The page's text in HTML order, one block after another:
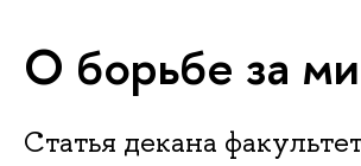
О борьбе за
Статья декана